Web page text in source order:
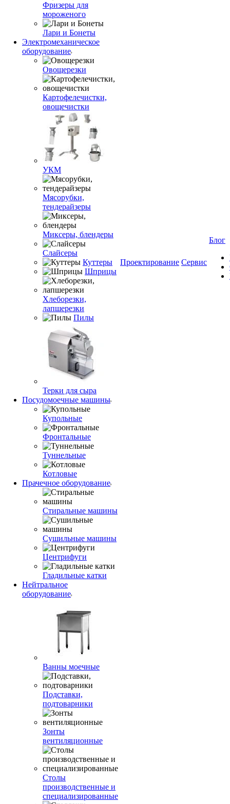
Фризеры для
мороженого
Лари и Бонеты
Электромеханическое
оборудование
Овощерезки
Картофелечистки,
овощечистки
УКМ
Мясорубки,
тендерайзеры
Миксеры, блендеры
Слайсеры
Куттеры
Шприцы
Хлеборезки,
лапшерезки
Пилы
Терки для сыра
Посудомоечные машины
Купольные
Фронтальные
Туннельные
Котловые
Прачечное оборудование
Стиральные машины
Сушильные машины
Центрифуги
Гладильные катки
Нейтральное
оборудование
Ванны моечные
Подставки,
подтоварники
Зонты
вентиляционные
Столы
производственные и
специализированные
Проектирование Сервис
Блог